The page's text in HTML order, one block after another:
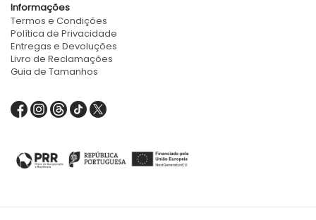
Informações
Termos e Condições
Política de Privacidade
Entregas e Devoluções
Livro de Reclamações
Guia de Tamanhos